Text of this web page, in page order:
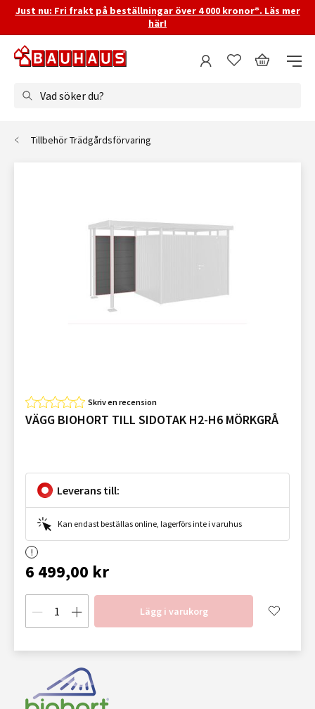
Just nu: Fri frakt på beställningar över 4 000 kronor*. Läs mer
här!
Vad söker du?
Tillbehör Trädgårdsförvaring
Skriv en recension
VÄGG BIOHORT TILL SIDOTAK H2-H6 MÖRKGRÅ
Leverans till:
Kan endast beställas online, lagerförs inte i varuhus
6 499,00 kr
Lägg i varukorg